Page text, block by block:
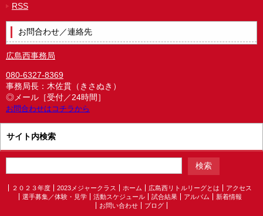
RSS
お問合わせ／連絡先
広島西事務局
080-6327-8369
事務局長：木佐貫（きさぬき）
◎メール［受付／24時間］
お問合わせはコチラから
サイト内検索
２０２３年度 2023メジャークラス ホーム 広島西リトルリーグとは
アクセス
選手募集／体験・見学
活動スケジュール 試合結果 アルバム
新着情報
お問い合わせ
ブログ